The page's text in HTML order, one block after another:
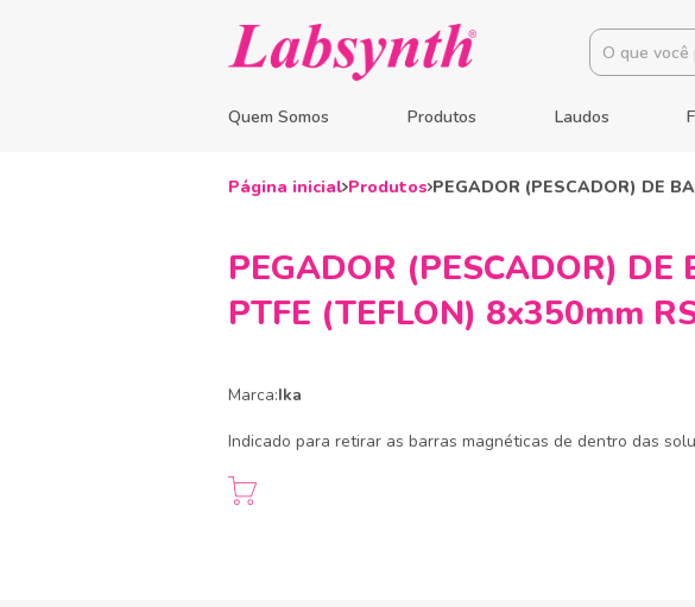
Quem Somos Produtos Laudos
Página inicial Produtos PEGADOR (PESCADOR) DE
PEGADOR (PESCADOR) DE
PTFE (TEFLON) 8x350mm
Marca:Ika
Indicado para retirar as barras magnéticas de dentro das